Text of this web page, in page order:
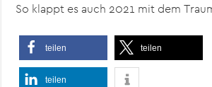
So klappt es auch 2021 mit dem
teilen teilen
teilen